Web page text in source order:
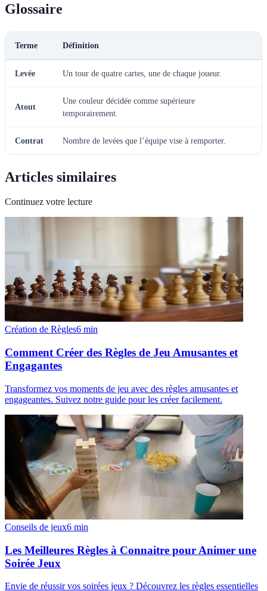
Glossaire
Terme Définition
Levée Un tour de quatre cartes, une de chaque joueur.
Atout
Une couleur décidée comme supérieure
temporairement.
Contrat Nombre de levées que l’équipe vise à remporter.
Articles similaires
Continuez votre lecture
Création de Règles6 min
Comment Créer des Règles de Jeu Amusantes et
Engagantes
Transformez vos moments de jeu avec des règles amusantes et
engageantes. Suivez notre guide pour les créer facilement.
Conseils de jeux6 min
Les Meilleures Règles à Connaitre pour Animer une
Soirée Jeux
Envie de réussir vos soirées jeux ? Découvrez les règles essentielles